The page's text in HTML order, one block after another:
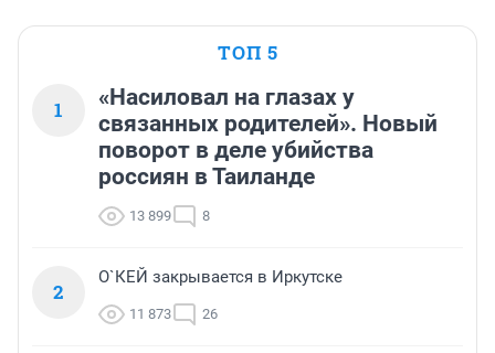
ТОП 5
1
«Насиловал на глазах у
связанных родителей». Новый
поворот в деле убийства
россиян в Таиланде
13 899 8
2
О`КЕЙ закрывается в Иркутске
11 873 26